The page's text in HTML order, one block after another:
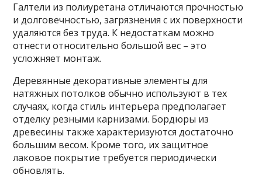
Галтели из полиуретана отличаются прочностью
и долговечностью, загрязнения с их поверхности
удаляются без труда. К недостаткам можно
отнести относительно большой вес – это
усложняет монтаж.
Деревянные декоративные элементы для
натяжных потолков обычно используют в тех
случаях, когда стиль интерьера предполагает
отделку резными карнизами. Бордюры из
древесины также характеризуются достаточно
большим весом. Кроме того, их защитное
лаковое покрытие требуется периодически
обновлять.